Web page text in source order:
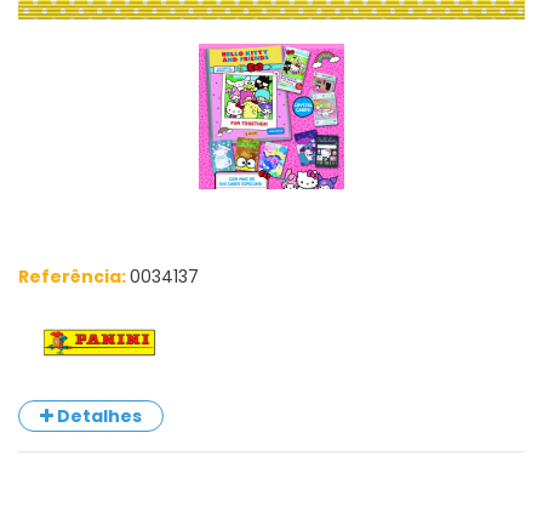
Referência:0034137
Detalhes